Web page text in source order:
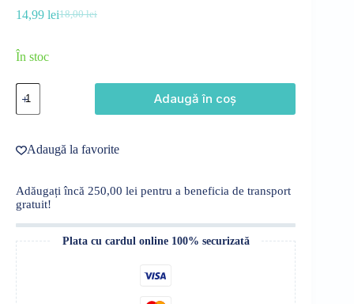
18,00lei
Prețul
14,99 leiPrețul
În stoc
Cantitate
ACTIVE
Balsam
rufe
MAGIC
60
spălări
Adaugă în coș
Adaugă la favorite
Adăugați încă 250,00 lei pentru a beneficia de transport
gratuit!
Plata cu cardul online 100% securizată